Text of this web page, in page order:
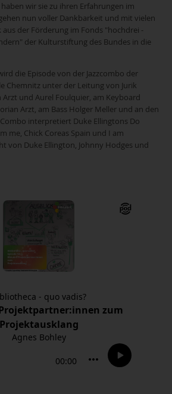
wir sie zu ihren Erfahrungen im
nun voller Dankbarkeit und mit vielen
aus der Förderung im Fonds "hochdrei -
der Kulturstiftung des Bundes in die
die Episode von der Jazzcombo der
Chemnitz unter der Leitung von Jurik
Arzt und Aurel Foulquier, am Keyboard
Arzt, am Bass Holger Meller und an den
interpretiert Duke Ellingtons Do
me, Chick Coreas Spain und I am
von Duke Ellington, Johnny Hodges und